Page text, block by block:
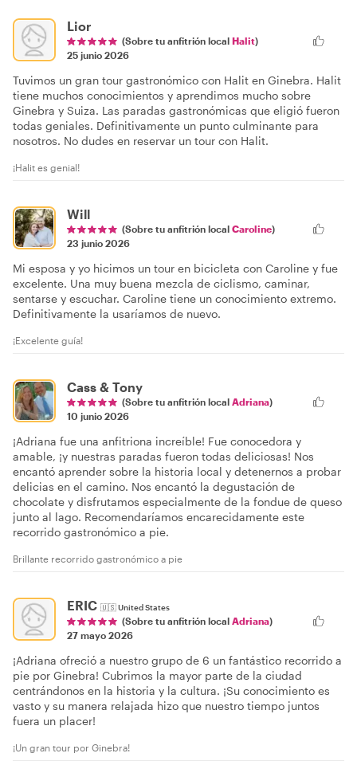
Lior
(Sobre tu anfitrión local Halit)
25 junio 2026
Tuvimos un gran tour gastronómico con Halit en Ginebra. Halit
tiene muchos conocimientos y aprendimos mucho sobre
Ginebra y Suiza. Las paradas gastronómicas que eligió fueron
todas geniales. Definitivamente un punto culminante para
nosotros. No dudes en reservar un tour con Halit.
¡Halit es genial!
Will
(Sobre tu anfitrión local Caroline)
23 junio 2026
Mi esposa y yo hicimos un tour en bicicleta con Caroline y fue
excelente. Una muy buena mezcla de ciclismo, caminar,
sentarse y escuchar. Caroline tiene un conocimiento extremo.
Definitivamente la usaríamos de nuevo.
¡Excelente guía!
Cass & Tony
(Sobre tu anfitrión local Adriana)
10 junio 2026
¡Adriana fue una anfitriona increíble! Fue conocedora y
amable, ¡y nuestras paradas fueron todas deliciosas! Nos
encantó aprender sobre la historia local y detenernos a probar
delicias en el camino. Nos encantó la degustación de
chocolate y disfrutamos especialmente de la fondue de queso
junto al lago. Recomendaríamos encarecidamente este
recorrido gastronómico a pie.
Brillante recorrido gastronómico a pie
ERIC 🇺🇸United States
(Sobre tu anfitrión local Adriana)
27 mayo 2026
¡Adriana ofreció a nuestro grupo de 6 un fantástico recorrido a
pie por Ginebra! Cubrimos la mayor parte de la ciudad
centrándonos en la historia y la cultura. ¡Su conocimiento es
vasto y su manera relajada hizo que nuestro tiempo juntos
fuera un placer!
¡Un gran tour por Ginebra!